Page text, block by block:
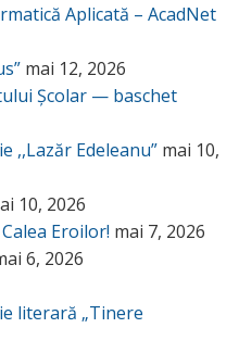
Aplicată – AcadNet
mai 12, 2026
Școlar — baschet
,,Lazăr Edeleanu” mai 10,
10, 2026
Eroilor! mai 7, 2026
6, 2026
literară „Tinere